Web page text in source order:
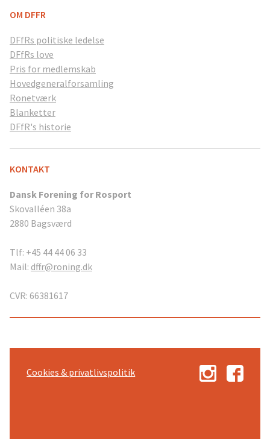
OM DFFR
DFfRs politiske ledelse
DFfRs love
Pris for medlemskab
Hovedgeneralforsamling
Ronetværk
Blanketter
DFfR's historie
KONTAKT
Dansk Forening for Rosport
Skovalléen 38a
2880 Bagsværd
Tlf: +45 44 44 06 33
Mail: dffr@roning.dk
CVR: 66381617
Cookies & privatlivspolitik